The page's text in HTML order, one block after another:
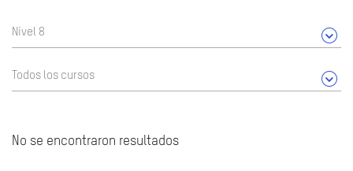
Nivel 8
Todos los cursos
No se encontraron resultados